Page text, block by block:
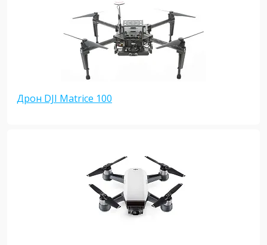
Дрон DJI Matrice 100